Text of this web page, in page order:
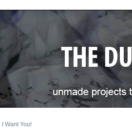
I Want You!